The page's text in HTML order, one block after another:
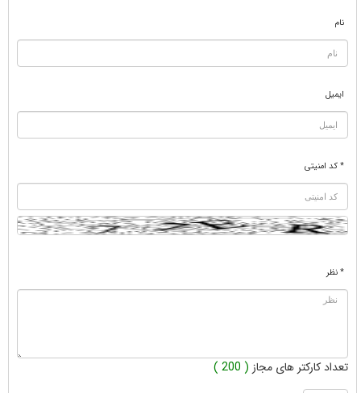
نام
ایمیل
* کد امنیتی
* نظر
تعداد کارکتر های مجاز ( 200 )